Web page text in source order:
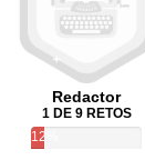
Redactor
1 DE 9 RETOS
12%